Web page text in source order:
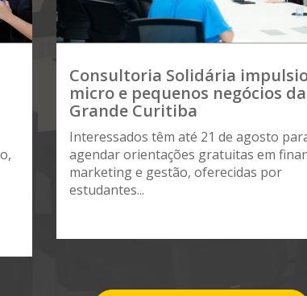
Consultoria Solidária
micro e pequenos negócios da
Grande Curitiba
Interessados têm até 21 de agosto
agendar orientações gratuitas em
marketing e gestão, oferecidas por
estudantes...